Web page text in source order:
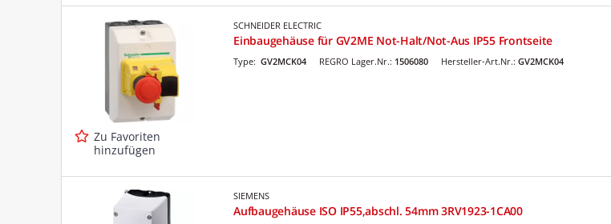
Zu Favoriten
hinzufügen
SCHNEIDER ELECTRIC
Einbaugehäuse für GV2ME Not-Halt/Not-Aus IP55 Frontseite
REGRO Lager.Nr.: 1506080
Type: GV2MCK04 Hersteller-Art.Nr.: GV2MCK04
SIEMENS
Aufbaugehäuse ISO IP55,abschl. 54mm 3RV1923-1CA00